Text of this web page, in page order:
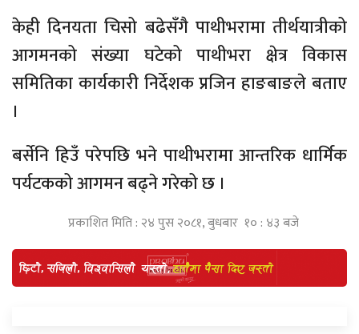
केही दिनयता चिसो बढेसँगै पाथीभरामा तीर्थयात्रीको
आगमनको संख्या घटेको पाथीभरा क्षेत्र विकास
समितिका कार्यकारी निर्देशक प्रजिन हाङबाङले बताए
।
बर्सेनि हिउँ परेपछि भने पाथीभरामा आन्तरिक धार्मिक
पर्यटकको आगमन बढ्ने गरेको छ ।
प्रकाशित मिति : २४ पुस २०८१, बुधबार १० : ४३ बजे